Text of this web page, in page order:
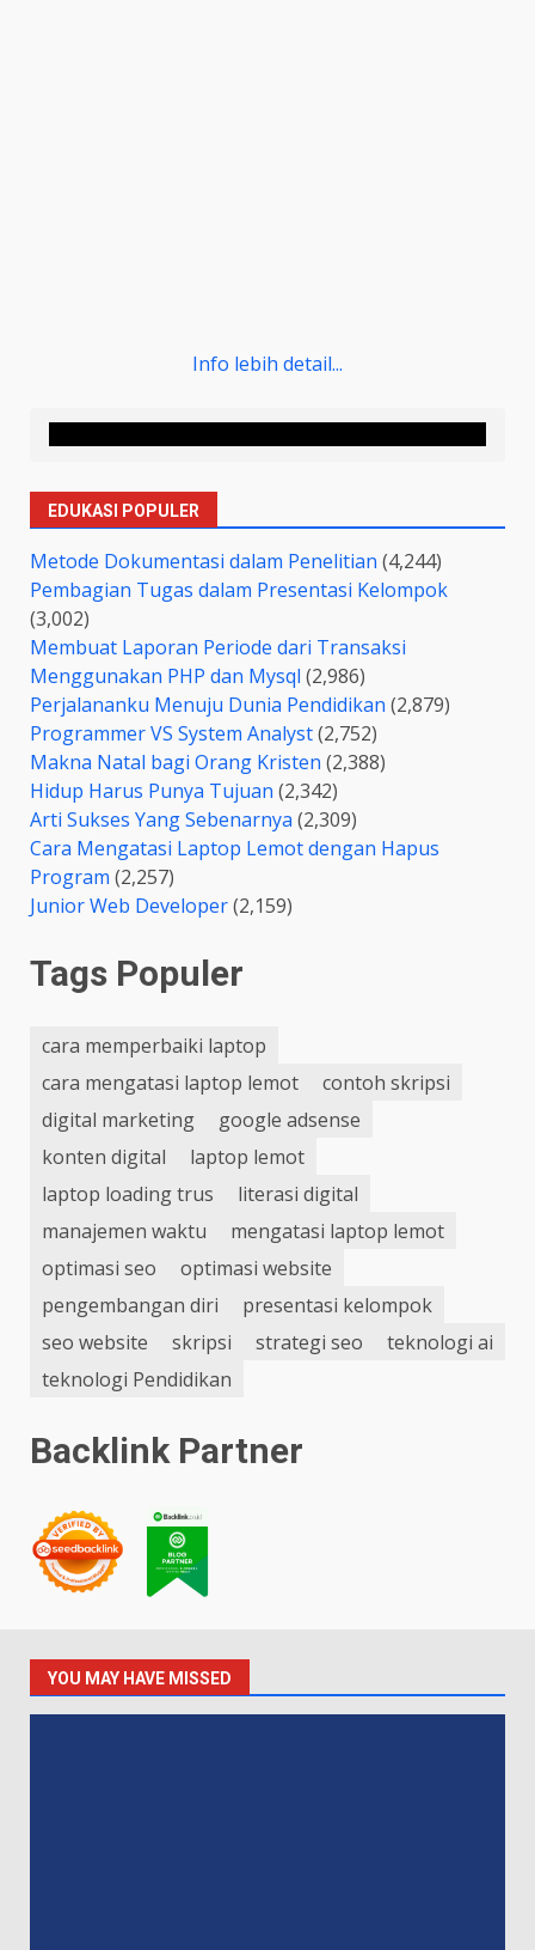
Info lebih detail...
EDUKASI POPULER
Metode Dokumentasi dalam Penelitian (4,244)
Pembagian Tugas dalam Presentasi Kelompok
(3,002)
Membuat Laporan Periode dari Transaksi
Menggunakan PHP dan Mysql (2,986)
Perjalananku Menuju Dunia Pendidikan (2,879)
Programmer VS System Analyst(2,752)
Makna Natal bagi Orang Kristen (2,388)
Hidup Harus Punya Tujuan (2,342)
Arti Sukses Yang Sebenarnya (2,309)
Cara Mengatasi Laptop Lemot dengan Hapus
Program (2,257)
Junior Web Developer(2,159)
Tags Populer
cara memperbaiki laptop
cara mengatasi laptop lemot
contoh skripsi
digital marketing
google adsense
konten digital
laptop lemot
laptop loading trus
literasi digital
manajemen waktu
mengatasi laptop lemot
optimasi seo
optimasi website
pengembangan diri
presentasi kelompok
seo website
skripsi strategi seo
teknologi ai
teknologi Pendidikan
Backlink Partner
YOU MAY HAVE MISSED